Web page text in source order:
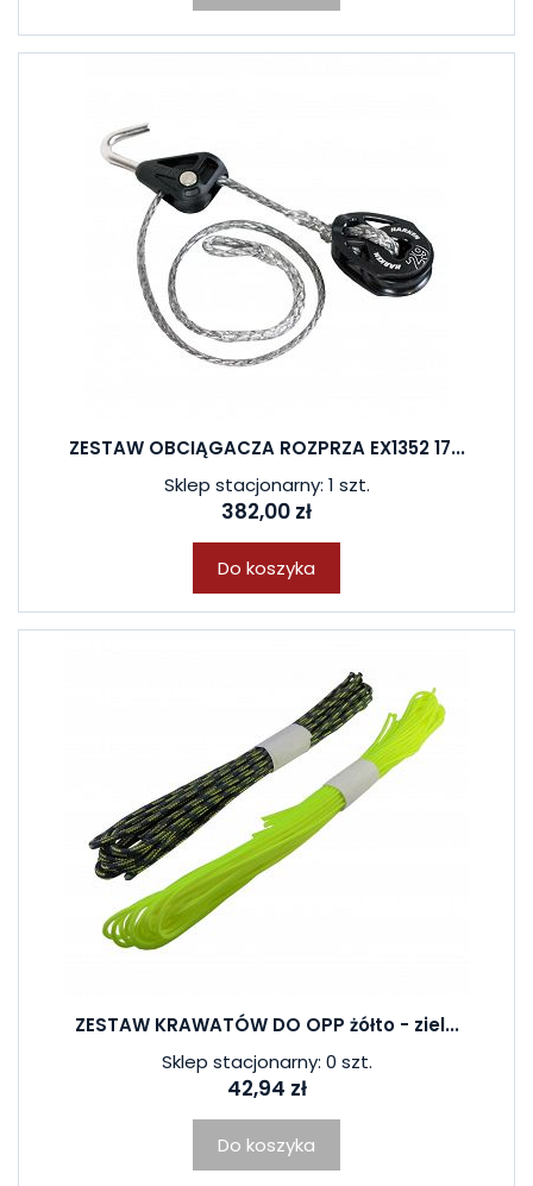
ZESTAW OBCIĄGACZA ROZPRZA EX1352 17...
Sklep stacjonarny: 1 szt.
382,00 zł
Do koszyka
ZESTAW KRAWATÓW DO OPP żółto - ziel...
Sklep stacjonarny: 0 szt.
42,94 zł
Do koszyka